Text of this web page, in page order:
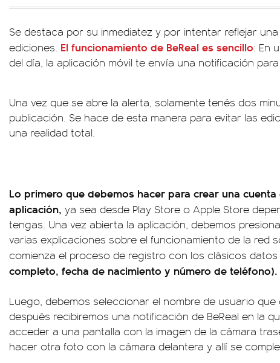
Se destaca por su inmediatez y por intentar reflejar
ediciones. El funcionamiento de BeReal es sencillo: En
del día, la aplicación móvil te envía una notificación
Una vez que se abre la alerta, solamente tenés dos
publicación. Se hace de esta manera para evitar las
una realidad total.
Lo primero que debemos hacer para crear una cuenta
aplicación, ya sea desde Play Store o Apple Store
tengas. Una vez abierta la aplicación, debemos
varias explicaciones sobre el funcionamiento de la red
comienza el proceso de registro con los clásicos
completo, fecha de nacimiento y número de teléfono).
Luego, debemos seleccionar el nombre de usuario que
después recibiremos una notificación de BeReal en la
acceder a una pantalla con la imagen de la cámara
hacer otra foto con la cámara delantera y allí se